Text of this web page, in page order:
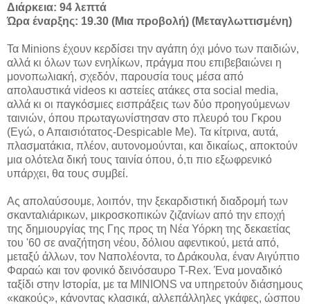
Διάρκεια: 94 λεπτά
Ώρα έναρξης: 19.30 (Μια προβολή) (Μεταγλωττισμένη)
Τα Minions έχουν κερδίσει την αγάπη όχι μόνο των παιδιών,
αλλά κι όλων των ενηλίκων, πράγμα που επιβεβαιώνει η
μονοπωλιακή, σχεδόν, παρουσία τους μέσα από
απολαυστικά videos κι αστείες ατάκες στα social media,
αλλά κι οι παγκόσμιες εισπράξεις των δύο προηγούμενων
ταινιών, όπου πρωταγωνίστησαν στο πλευρό του Γκρου
(Εγώ, ο Απαισιότατος-Despicable Me). Τα κίτρινα, αυτά,
πλασματάκια, πλέον, αυτονομούνται, και δικαίως, αποκτούν
μια ολότελα δική τους ταινία όπου, ό,τι πιο εξωφρενικό
υπάρχει, θα τους συμβεί.
Ας απολαύσουμε, λοιπόν, την ξεκαρδιστική διαδρομή των
σκανταλιάρικων, μικροσκοπικών ζιζανίων από την εποχή
της δημιουργίας της Γης προς τη Νέα Υόρκη της δεκαετίας
του '60 σε αναζήτηση νέου, δόλιου αφεντικού, μετά από,
μεταξύ άλλων, τον Ναπολέοντα, το Δράκουλα, έναν Αιγύπτιο
Φαραώ και τον φονικό δεινόσαυρο T-Rex. Ένα μοναδικό
ταξίδι στην Ιστορία, με τα MINIONS να υπηρετούν διάσημους
«κακούς», κάνοντας κλασικά, αλλεπάλληλες γκάφες, ώσπου